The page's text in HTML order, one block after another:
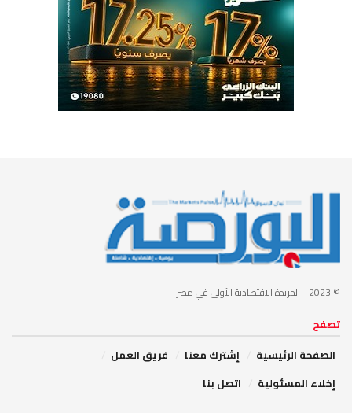
© 2023 - الجريدة الاقتصادية الأولى في مصر
تصفح
الصفحة الرئيسية
إشترك معنا
فريق العمل
إخلاء المسئولية
اتصل بنا